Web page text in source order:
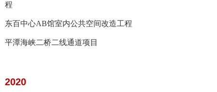
程
东百中心AB馆室内公共空间改造工程
平潭海峡二桥二线通道项目
2020